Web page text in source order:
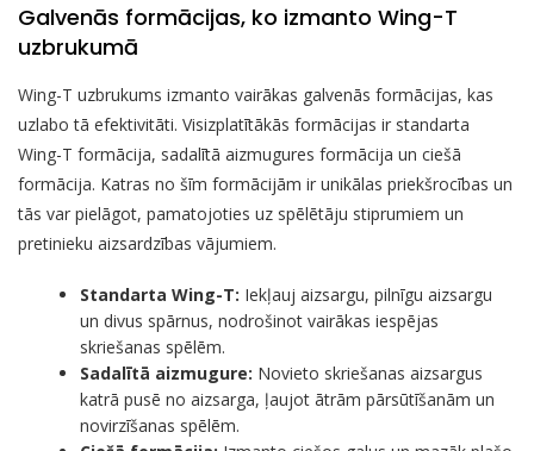
Galvenās formācijas, ko izmanto Wing-T
uzbrukumā
Wing-T uzbrukums izmanto vairākas galvenās formācijas, kas
uzlabo tā efektivitāti. Visizplatītākās formācijas ir standarta
Wing-T formācija, sadalītā aizmugures formācija un ciešā
formācija. Katras no šīm formācijām ir unikālas priekšrocības un
tās var pielāgot, pamatojoties uz spēlētāju stiprumiem un
pretinieku aizsardzības vājumiem.
Standarta Wing-T: Iekļauj aizsargu, pilnīgu aizsargu
un divus spārnus, nodrošinot vairākas iespējas
skriešanas spēlēm.
Sadalītā aizmugure: Novieto skriešanas aizsargus
katrā pusē no aizsarga, ļaujot ātrām pārsūtīšanām un
novirzīšanas spēlēm.